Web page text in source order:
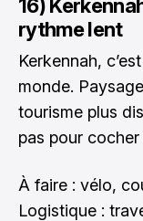
16)
rythme lent
Kerkennah,
monde.
tourisme plus
pas pour
À faire : vélo,
Logistique :